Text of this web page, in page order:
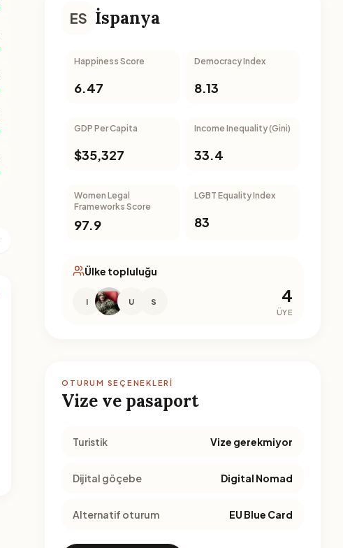
ES İspanya
Happiness Score
6.47
Democracy Index
8.13
GDP Per Capita
$35,327
Income Inequality (Gini)
33.4
Women Legal
Frameworks Score
97.9
LGBT Equality Index
83
Ülke topluluğu
I U S 4
ÜYE
OTURUM SEÇENEKLERI
Vize ve pasaport
Turistik Vize gerekmiyor
Dijital göçebe Digital Nomad
Alternatif oturum EU Blue Card